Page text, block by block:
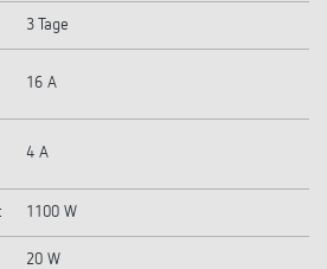
3 Tage
16 A
4 A
1100 W
20 W